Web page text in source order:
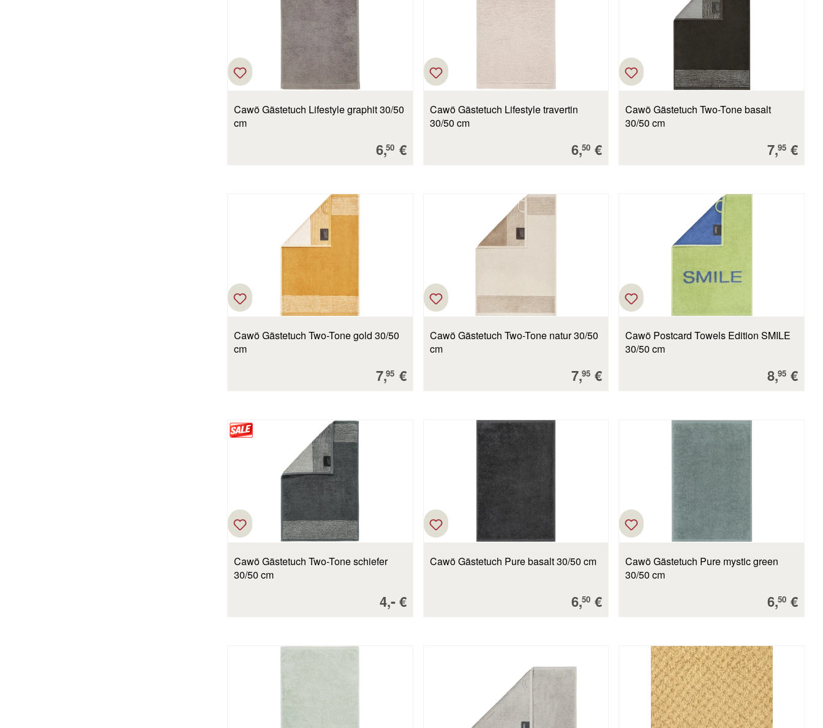
Cawö Gästetuch Lifestyle graphit 30/50
cm
Verkaufspreis:
6,50 €
Cawö Gästetuch Lifestyle travertin
30/50 cm
Verkaufspreis:
6,50 €
Cawö Gästetuch Two-Tone basalt
30/50 cm
7,95 €
Cawö Gästetuch Two-Tone gold 30/50
cm
Verkaufspreis:
7,95 €
Cawö Gästetuch Two-Tone natur 30/50
cm
Verkaufspreis:
7,95 €
Cawö Postcard Towels Edition SMILE
30/50 cm
8,95 €
Cawö Gästetuch Two-Tone schiefer
30/50 cm
Verkaufspreis:
4,-€
Cawö Gästetuch Pure basalt 30/50 cm
Verkaufspreis:
6,50 €
Cawö Gästetuch Pure mystic green
30/50 cm
6,50 €